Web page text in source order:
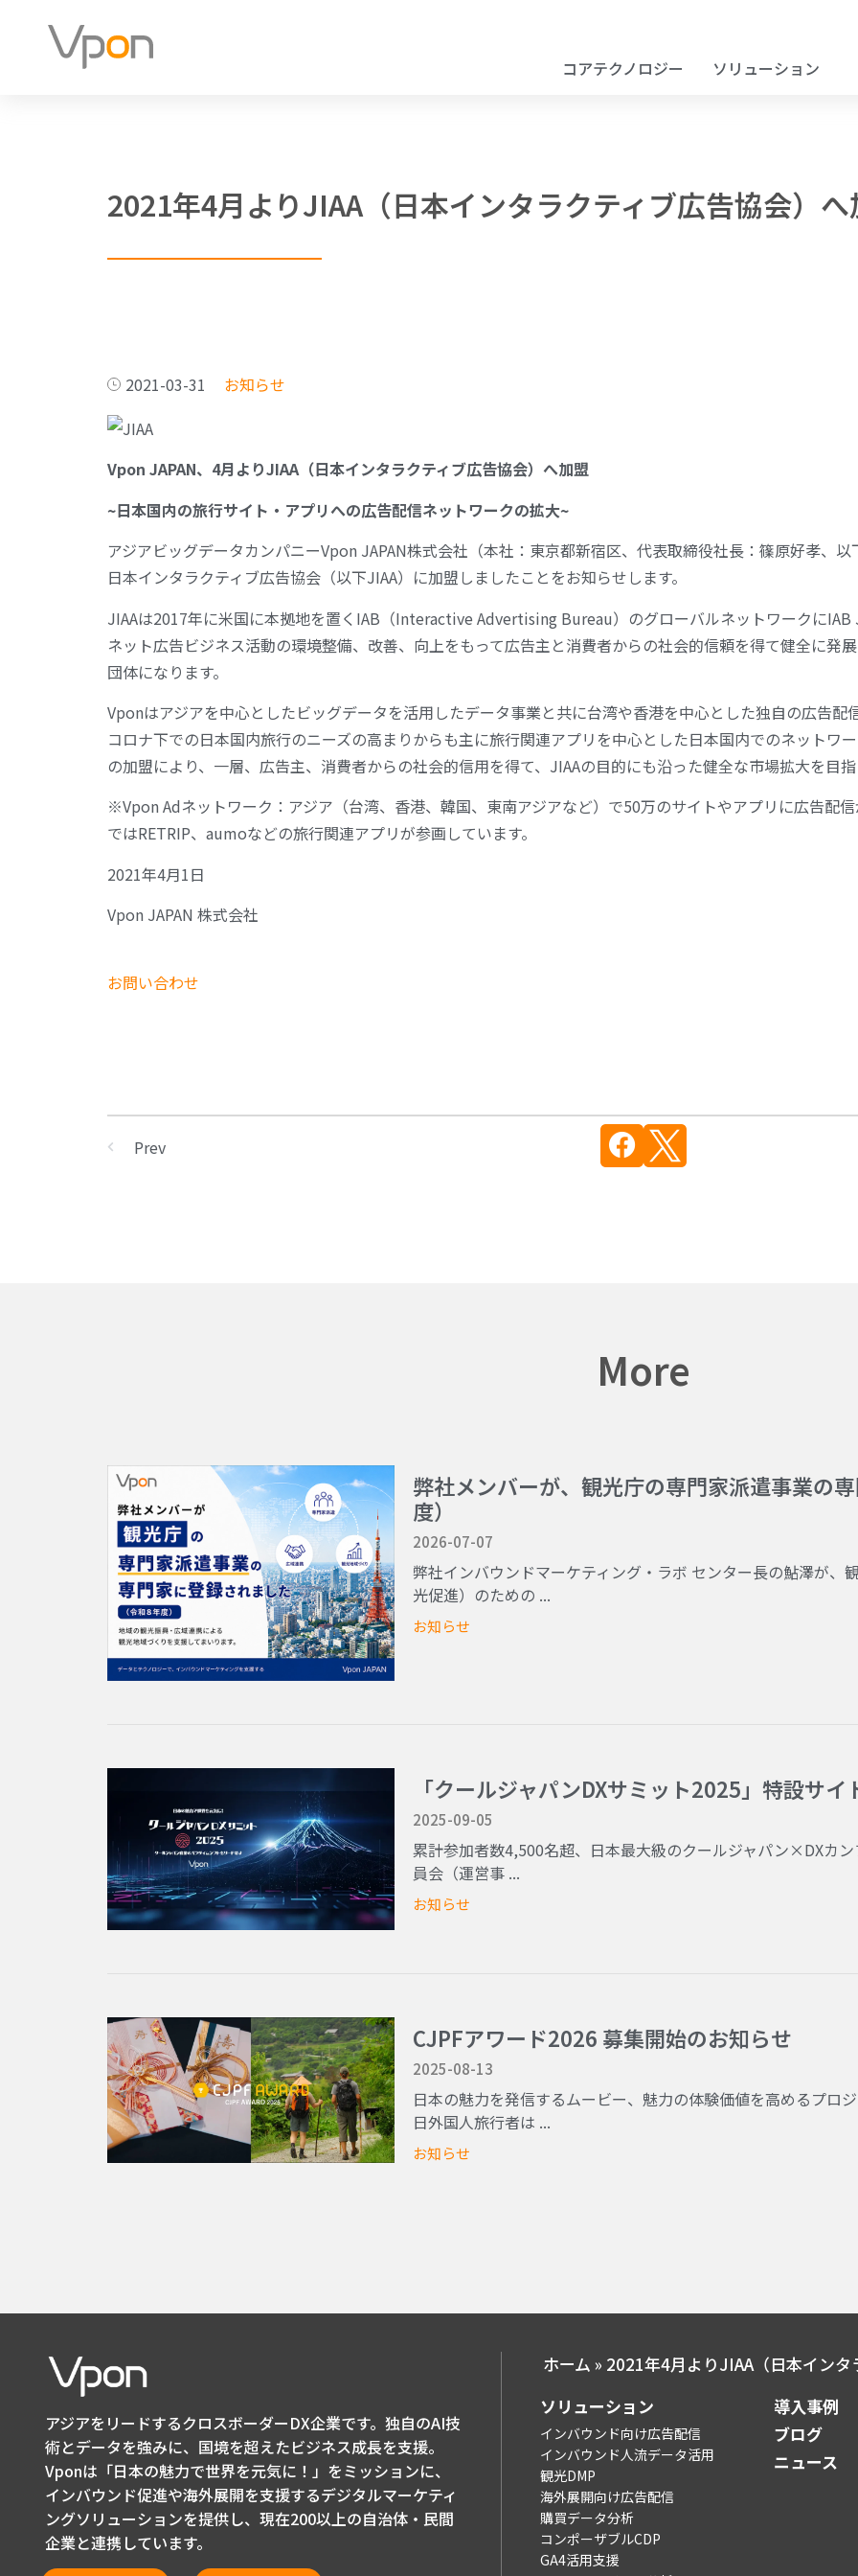
コアテクノロジー ソリューション
2021年4月よりJIAA（日本インタラクティブ広告協会）
2021-03-31 お知らせ
Vpon JAPAN、4月よりJIAA（日本インタラクティブ広告協会）へ加盟
~日本国内の旅行サイト・アプリへの広告配信ネットワークの拡大~
アジアビッグデータカンパニーVpon JAPAN株式会社（本社：東京都新宿区、代表取締役社長：篠原好孝、
日本インタラクティブ広告協会（以下JIAA）に加盟しましたことをお知らせします。
JIAAは2017年に米国に本拠地を置くIAB（Interactive Advertising Bureau）のグローバルネットワークに
ネット広告ビジネス活動の環境整備、改善、向上をもって広告主と消費者からの社会的信頼を得て健全に発
団体になります。
Vponはアジアを中心としたビッグデータを活用したデータ事業と共に台湾や香港を中心とした独自の広告
コロナ下での日本国内旅行のニーズの高まりからも主に旅行関連アプリを中心とした日本国内でのネットワ
の加盟により、一層、広告主、消費者からの社会的信用を得て、JIAAの目的にも沿った健全な市場拡大を目
※Vpon Adネットワーク：アジア（台湾、香港、韓国、東南アジアなど）で50万のサイトやアプリに広告配
ではRETRIP、aumoなどの旅行関連アプリが参画しています。
2021年4月1日
Vpon JAPAN 株式会社
お問い合わせ
Prev
More
弊社メンバーが、観光庁の専門家派遣事業の
度）
2026-07-07
弊社インバウンドマーケティング・ラボ センター長の鮎澤が、
光促進）のための ...
お知らせ
「クールジャパンDXサミット2025」特設サ
2025-09-05
累計参加者数4,500名超、日本最大級のクールジャパン×DXカ
員会（運営事 ...
お知らせ
CJPFアワード2026 募集開始のお知らせ
2025-08-13
日本の魅力を発信するムービー、魅力の体験価値を高めるプロ
日外国人旅行者は ...
お知らせ
アジアをリードするクロスボーダーDX企業です。独自のAI技
術とデータを強みに、国境を超えたビジネス成長を支援。
Vponは「日本の魅力で世界を元気に！」をミッションに、
インバウンド促進や海外展開を支援するデジタルマーケティ
ングソリューションを提供し、現在200以上の自治体・民間
企業と連携しています。
ホーム »
ソリューション​
インバウンド向け広告配信
インバウンド人流データ活用
観光DMP
海外展開向け広告配信
購買データ分析
コンポーザブルCDP
GA4活用支援
導入事例​
ブログ​
ニュース